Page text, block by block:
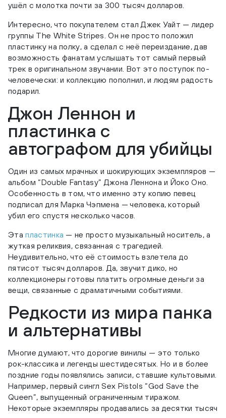
ушёл с молотка почти за 300 тысяч долларов.
Интересно, что покупателем стал Джек Уайт — лидер
группы The White Stripes. Он не просто положил
пластинку на полку, а сделал с неё переиздание, дав
возможность фанатам услышать тот самый первый
трек в оригинальном звучании. Вот это поступок по-
человечески: и коллекцию пополнил, и людям радость
подарил.
Джон Леннон и
пластинка с
автографом для убийцы
Один из самых мрачных и шокирующих экземпляров —
альбом “Double Fantasy” Джона Леннона и Йоко Оно.
Особенность в том, что именно эту копию певец
подписал для Марка Чэпмена — человека, который
убил его спустя несколько часов.
Этапластинка — не просто музыкальный носитель, а
жуткая реликвия, связанная с трагедией.
Неудивительно, что её стоимость взлетела до
пятисот тысяч долларов. Да, звучит дико, но
коллекционеры готовы платить огромные деньги за
вещи, связанные с драматичными событиями.
Редкости из мира панка
и альтернативы
Многие думают, что дорогие винилы — это только
рок-классика и легенды шестидесятых. Но и в более
поздние годы появлялись записи, ставшие культовыми.
Например, первый сингл Sex Pistols “God Save the
Queen”, выпущенный ограниченным тиражом.
Некоторые экземпляры продавались за десятки тысяч